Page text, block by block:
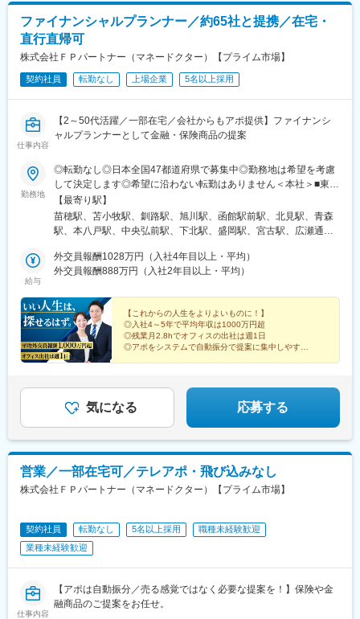
駅、武蔵小杉駅、鷺沼駅、相模原駅、橋本駅(神奈川県)、相模大野
駅、古淵駅、逗子駅、宮山駅、湘南台駅、鶴間駅、横須賀中央
駅、青葉台駅、新綱島駅、綱島駅、センター北駅、戸塚駅、東戸
塚駅、横浜駅、七条駅、山科駅、長岡京駅、阿倍野駅(地下鉄)、大
阪梅田駅(阪神線)、四ツ橋駅、大阪難波駅、横堤駅、野田駅(阪神
線)、大阪城北詰駅、公園東口駅、高槻市駅、ＪＲ河内永和駅、枚
駅、鹿児島中央駅、古島駅、赤嶺駅、川越市駅、南越谷駅、本八
幡駅(都営線)、京成稲毛駅、千葉駅、大神宮下駅、新津田沼駅、大
駅、越中島駅、有明テニスの森駅、亀戸水神駅、青物横丁駅、下
神明駅、鮫洲駅、新宿西口駅、新宿駅、南阿佐ケ谷駅、浜田山
駅、上野御徒町駅、上野駅、立川南駅、人形町駅、三越前駅、銀
座駅、東池袋四丁目駅、豊島園駅(都営線)、新江古田駅、京王八王
子駅、久米川駅、桜街道駅、府中本町駅、後楽園駅、明治神宮前
駅、高輪ゲートウェイ駅、奥沢駅、海老名駅(相鉄・小田急)、京急
川崎駅、新川崎駅、新丸子駅、逗子・葉山駅、汐入駅、新高島
駅、九条駅(京都府)、四宮駅、天王寺駅前駅、大阪駅、西大橋駅、
品二丁目駅、屋島駅、知寄町一丁目駅、旦過駅、天神南駅、櫛田
神社前駅、五島町駅、都通駅、川越駅、京成八幡駅、栄町駅(千葉
県)、東海神駅、志茂駅、有明駅(東京都)、西大島駅、西武新宿
駅、南新宿駅、西新宿駅、御徒町駅、立川北駅、茅場町駅、向原
駅(東京都)、都電雑司ケ谷駅、桜台駅(東京都)、新桜台駅、府中競
県)、戸畑駅、西鉄久留米駅、羽犬塚駅、天拝山駅、西鉄福岡駅、
天神駅、橋本駅(福岡県)、九大学研都市駅、博多駅、竹下駅、福間
駅、令和コスタ行橋駅、和多田駅、佐賀駅、鍋島駅、本諫早駅、
大波止駅、高田駅(長崎県)、光の森駅、健軍町駅、竜田口駅、平成
駅、御代志駅、八代駅、西大分駅、鶴崎駅、中津駅(大分県)、別府
大学駅、南延岡駅、宮崎駅、帖佐駅、鹿児島中央駅前駅、騎射場
駅、宮ケ浜駅、志布志駅、隼人駅、川内駅(鹿児島県)、浦添前田
駅、てだこ浦西駅、おもろまち駅、小禄駅、新伊勢崎駅、群馬総
社駅、北高崎駅、高崎駅、上尾駅、入間市駅、藤の牛島駅、川口
駅、本川越駅、久喜駅、熊谷駅、行田駅、せんげん台駅、越谷レ
与野駅、東浦和駅、浦和美園駅、若葉駅、志木駅、草加駅、所沢
駅、高坂駅、深谷駅、ふじみ野駅、本庄早稲田駅、和光市駅、本
八幡駅(総武線)、妙典駅、南行徳駅、五井駅、ちはら台駅、千葉ニ
ュータウン中央駅、新浦安駅、大網駅、柏駅、北柏駅、巌根駅、
木更津駅、館山駅、稲毛駅、京成千葉駅、おゆみ野駅、海浜幕張
田駅、京成船橋駅、船橋駅、津田沼駅、松戸駅、村上駅(千葉県)、
八千代緑が丘駅、中神駅、綾瀬駅、北千住駅、西新井駅、大山駅
駅、亀有駅、王子神谷駅、赤羽駅、国立駅、東陽町駅、門前仲町
駅、豊洲駅、国際展示場駅、亀戸駅、武蔵小金井駅、花小金井
駅、品川シーサイド駅、大井町駅、目黒駅、新宿駅(東京メトロ)、
新宿三丁目駅、都庁前駅、阿佐ケ谷駅、荻窪駅、西永福駅、錦糸
町駅、桜新町駅、上野広小路駅、京成上野駅、立川駅、聖蹟桜ケ
駅、仙川駅、調布駅、有楽町駅、東池袋駅、池袋駅、千川駅、田
無駅、練馬駅、江古田駅、石神井公園駅、大泉学園駅、光が丘
駅、八王子駅、南大沢駅、めじろ台駅、東村山駅、玉川上水駅、
駅、武蔵小杉駅、鷺沼駅、相模原駅、橋本駅(神奈川県)、相模大野
駅、古淵駅、逗子駅、宮山駅、湘南台駅、鶴間駅、横須賀中央
阪梅田駅(阪神線)、四ツ橋駅、大阪難波駅、横堤駅、野田駅(阪神
線)、大阪城北詰駅、公園東口駅、高槻市駅、ＪＲ河内永和駅、枚
駅、鹿児島中央駅、古島駅、赤嶺駅、川越市駅、南越谷駅、本八
幡駅(都営線)、京成稲毛駅、千葉駅、大神宮下駅、新津田沼駅、大
ファイナンシャルプランナー／約65社と提携／在宅・
直行直帰可
株式会社ＦＰパートナー（マネードクター）【プライム市場】
契約社員 転勤なし 上場企業 5名以上採用
仕事内容
【2～50代活躍／一部在宅／会社からもアポ提供】ファイナンシ
ャルプランナーとして金融・保険商品の提案
勤務地
◎転勤なし◎日本全国47都道府県で募集中◎勤務地は希望を考慮
して決定します◎希望に沿わない転勤はありません＜本社＞■東京
都台東区浅草橋1-1-8 FP浅草橋ビル・JR中央・総武線「浅草橋」
駅西口出口より徒歩約2分・都営地下鉄浅草線「浅草橋」駅A2出
口より徒歩約3分・JR総武線快速「馬喰町」駅C3出口より徒歩約
ご確認ください。
【最寄り駅】
苗穂駅、苫小牧駅、釧路駅、旭川駅、函館駅前駅、北見駅、青森
駅、本八戸駅、中央弘前駅、下北駅、盛岡駅、宮古駅、広瀬通
駅、南長井駅、さくらんぼ東根駅、郡山駅(福島県)、いわき駅、福
島駅(福島県)、小見川駅、つくば駅、偕楽園駅、東宿郷駅、小山
(埼玉県)、川越駅、御花畑駅、南浦和駅、東松山駅、深谷駅、葭川
公園駅、京成成田駅、海浜幕張駅、船橋駅、柏駅、水道橋駅、末
広町駅(東京都)、馬喰町駅、吉祥寺駅、町田駅、自由が丘駅、立川
駅、京王八王子駅、岩本町駅、日本大通り駅、伊勢佐木長者町
駅、藤沢駅、平塚駅、沼津駅、高島町駅、馬車道駅、みなとみら
前駅(長野県)、信濃荒井駅、電気ビル前駅、北鉄金沢駅、仁愛女子
高校駅、敦賀駅、西岐阜駅、高山駅、多治見駅、新静岡駅、富士
駅、手柄駅、新大宮駅、和歌山市駅、鳥取駅、松江駅、電鉄出雲
市駅、岡山駅前駅、銀山町駅、福山駅、袋町駅、新山口駅、徳山
駅、徳島駅、阿南駅、片原町駅(香川県)、松山市駅、丸亀駅、はり
米駅、佐賀駅、平和公園駅、佐世保中央駅、水道町駅、大分駅、
中津駅(大分県)、宮崎駅、高見馬場駅、隼人駅、美栄橋駅、バスセ
ンター前駅、函館駅、弘前駅、青葉通一番町駅、愛宕橋駅、長井
駅、立川北駅、八王子駅、神田駅(東京都)、石川町駅、関内駅、新
高島駅、大庭駅、新富町駅(富山県)、福井城址大名町駅、遠州病院
給与
外交員報酬1028万円（入社4年目以上・平均）
外交員報酬888万円（入社2年目以上・平均）
【これからの人生をよりよいものに！】
◎入社4～5年で平均年収は1000万円超
◎残業月2.8hでオフィスの出社は週1日
◎アポをシステムで自動振分で提案に集中しやすい
気になる 応募する
営業／一部在宅可／テレアポ・飛び込みなし
株式会社ＦＰパートナー（マネードクター）【プライム市場】
契約社員 転勤なし 5名以上採用
職種未経験歓迎
業種未経験歓迎
仕事内容
【アポは自動振分／売る感覚ではなく必要な提案を！】保険や金
融商品のご提案をお任せ。